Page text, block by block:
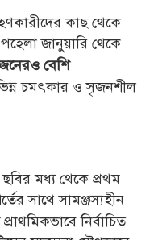
কাছ থেকে
জানুয়ারি থেকে
বেশি
চমৎকার ও সৃজনশীল
ছবির মধ্য থেকে প্রথম
সাথে সামঞ্জস্যহীন
প্রাথমিকভাবে নির্বাচিত